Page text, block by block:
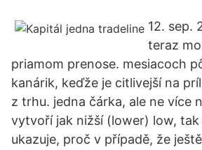
12. sep.
teraz
priamom prenose. mesiacoch
kanárik, keďže je citlivejší na
z trhu. jedna čárka, ale ne více
vytvoří jak nižší (lower) low, tak
ukazuje, proč v případě, že